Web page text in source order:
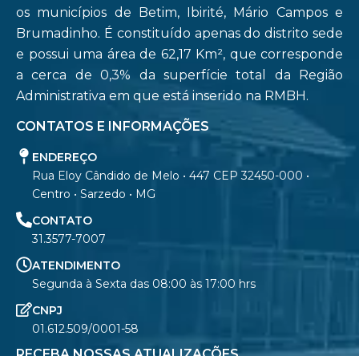
os municípios de Betim, Ibirité, Mário Campos e
Brumadinho. É constituído apenas do distrito sede
e possui uma área de 62,17 Km², que corresponde
a cerca de 0,3% da superfície total da Região
Administrativa em que está inserido na RMBH.
CONTATOS E INFORMAÇÕES
ENDEREÇO
Rua Eloy Cândido de Melo • 447 CEP 32450-000 •
Centro • Sarzedo • MG
CONTATO
31.3577-7007
ATENDIMENTO
Segunda à Sexta das 08:00 às 17:00 hrs
CNPJ
01.612.509/0001-58